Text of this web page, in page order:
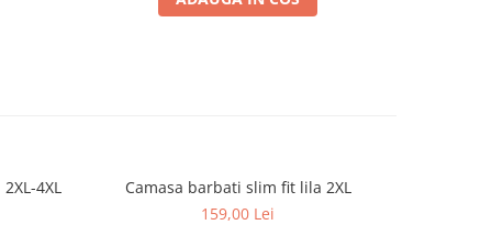
4XL
Camasa barbati slim fit lila 2XL
159,00 Lei